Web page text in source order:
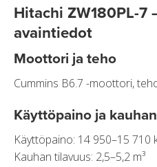
Hitachi ZW180PL-7
avaintiedot
Moottori ja teho
Cummins B6.7 -moottori,
Käyttöpaino ja
Käyttöpaino: 14 950–15 710
Kauhan tilavuus: 2,5–5,2 m³